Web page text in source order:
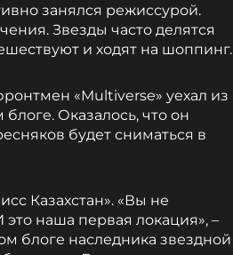
занялся режиссурой.
Звезды часто делятся
и ходят на шоппинг.
«Multiverse» уехал из
Оказалось, что он
будет сниматься в
Казахстан». «Вы не
наша первая локация», –
блоге наследника звездной